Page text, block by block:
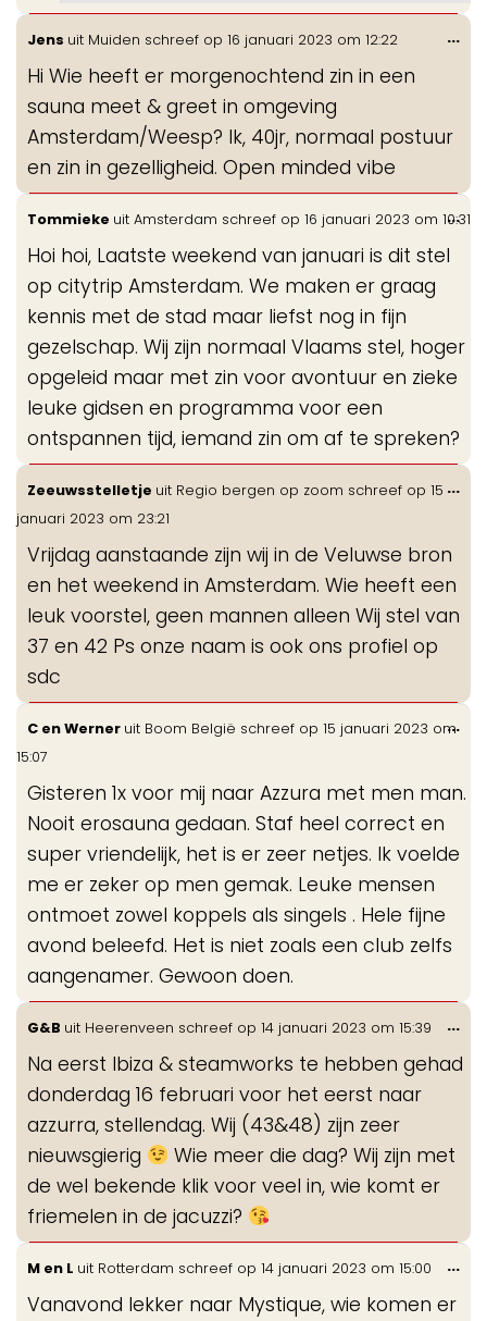
Jens uit Muiden schreef op 16 januari 2023 om 12:22
Hi Wie heeft er morgenochtend zin in een
sauna meet & greet in omgeving
Amsterdam/Weesp? Ik, 40jr, normaal postuur
en zin in gezelligheid. Open minded vibe
...
Tommieke uit Amsterdam schreef op 16 januari 2023 om 10:31
Hoi hoi, Laatste weekend van januari is dit stel
op citytrip Amsterdam. We maken er graag
kennis met de stad maar liefst nog in fijn
gezelschap. Wij zijn normaal Vlaams stel, hoger
opgeleid maar met zin voor avontuur en zieke
leuke gidsen en programma voor een
ontspannen tijd, iemand zin om af te spreken?
...
Zeeuwsstelletje uit Regio bergen op zoom schreef op 15
januari 2023 om 23:21
Vrijdag aanstaande zijn wij in de Veluwse bron
en het weekend in Amsterdam. Wie heeft een
leuk voorstel, geen mannen alleen Wij stel van
37 en 42 Ps onze naam is ook ons profiel op
sdc
...
C en Werner uit Boom België schreef op 15 januari 2023 om
15:07
Gisteren 1x voor mij naar Azzura met men man.
Nooit erosauna gedaan. Staf heel correct en
super vriendelijk, het is er zeer netjes. Ik voelde
me er zeker op men gemak. Leuke mensen
ontmoet zowel koppels als singels . Hele fijne
avond beleefd. Het is niet zoals een club zelfs
aangenamer. Gewoon doen.
...
G&B uit Heerenveen schreef op 14 januari 2023 om 15:39
Na eerst Ibiza & steamworks te hebben gehad
donderdag 16 februari voor het eerst naar
azzurra, stellendag. Wij (43&48) zijn zeer
nieuwsgierig
Wie meer die dag? Wij zijn met
de wel bekende klik voor veel in, wie komt er
friemelen in de jacuzzi?
...
M en L uit Rotterdam schreef op 14 januari 2023 om 15:00
Vanavond lekker naar Mystique, wie komen er
...